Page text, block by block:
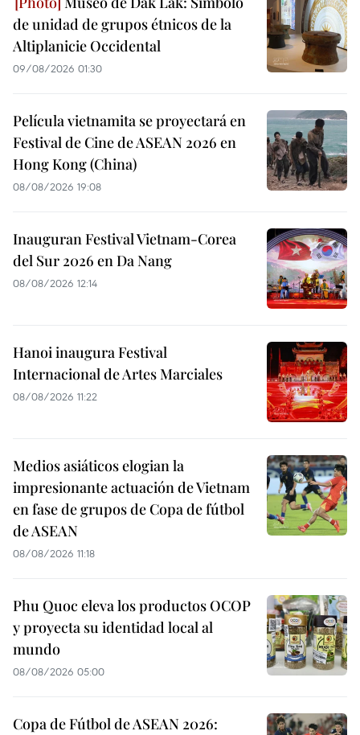
de unidad de grupos étnicos de la
Altiplanicie Occidental
09/08/2026 01:30
Película vietnamita se proyectará en
Festival de Cine de ASEAN 2026 en
Hong Kong (China)
08/08/2026 19:08
Inauguran Festival Vietnam-Corea
del Sur 2026 en Da Nang
08/08/2026 12:14
Hanoi inaugura Festival
Internacional de Artes Marciales
08/08/2026 11:22
Medios asiáticos elogian la
impresionante actuación de Vietnam
en fase de grupos de Copa de fútbol
de ASEAN
08/08/2026 11:18
Phu Quoc eleva los productos OCOP
y proyecta su identidad local al
mundo
08/08/2026 05:00
Copa de Fútbol de ASEAN 2026: